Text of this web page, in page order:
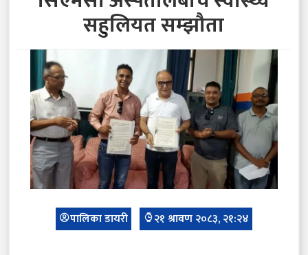
सहुलियत सम्झौता
पालिका डायरी २१ श्रावण २०८३, २१:२४